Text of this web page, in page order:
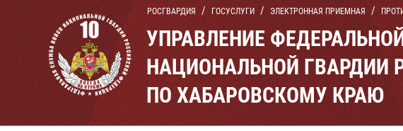
РОСГВАРДИЯ ГОСУСЛУГИ ЭЛЕКТРОННАЯ ПРИЕМНАЯ
УПРАВЛЕНИЕ
НАЦИОНАЛЬНОЙ ГВАРДИИ
ПО ХАБАРОВСКОМУ КРАЮ